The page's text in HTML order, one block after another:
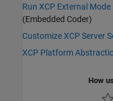
Run XCP External
(Embedded Coder)
Customize XCP Server
XCP Platform
How